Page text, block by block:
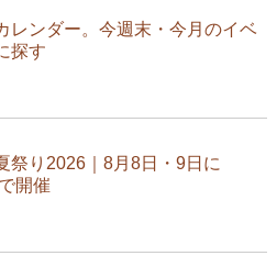
レンダー。今週末・今月のイベ
探す
祭り2026｜8月8日・9日に
開催